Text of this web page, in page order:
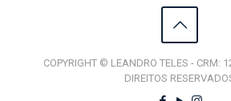
COPYRIGHT © LEANDRO TELES - CRM:
DIREITOS